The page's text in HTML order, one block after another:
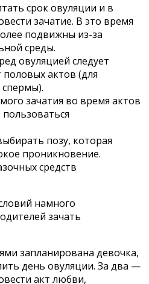
срок овуляции и в
зачатие. В это время
подвижны из-за
среды.
овуляцией следует
актов (для
спермы).
зачатия во время актов
позу, которая
проникновение.
средств
намного
зачать
запланирована девочка,
день овуляции. За два —
акт любви,